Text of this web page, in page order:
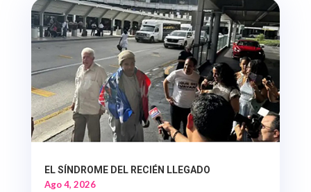
EL SÍNDROME DEL RECIÉN LLEGADO
Ago 4, 2026